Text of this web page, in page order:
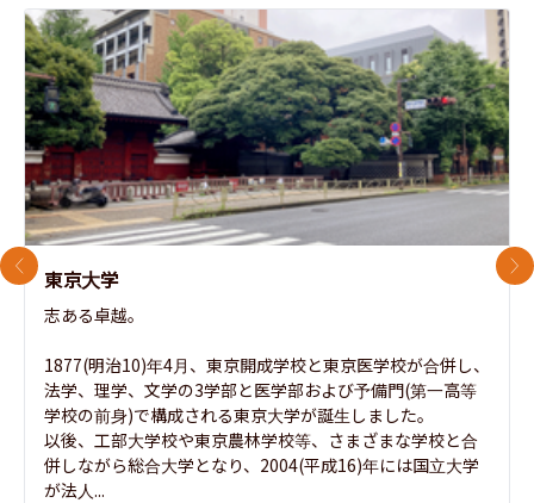
東京大学
志ある卓越。
1877(明治10)年4月、東京開成学校と東京医学校が合併し、
法学、理学、文学の3学部と医学部および予備門(第一高等
学校の前身)で構成される東京大学が誕生しました。
以後、工部大学校や東京農林学校等、さまざまな学校と合
併しながら総合大学となり、2004(平成16)年には国立大学
が法人...
前のスライド 次